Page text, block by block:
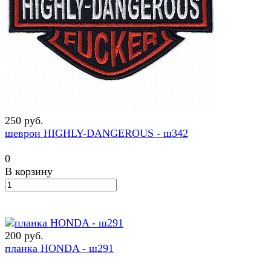
250 руб.
шеврон HIGHLY-DANGEROUS - ш342
0
В корзину
200 руб.
планка HONDA - ш291